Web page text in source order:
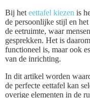
Bij het eettafel kiezen is
de persoonlijke stijl en
de eetruimte, waar
gesprekken. Het is
functioneel is, maar ook
van de inrichting.
In dit artikel worden
de perfecte eettafel kan
overige elementen in de